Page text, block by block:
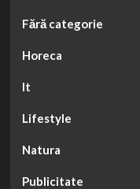
Fără categorie
Horeca
It
Lifestyle
Natura
Publicitate